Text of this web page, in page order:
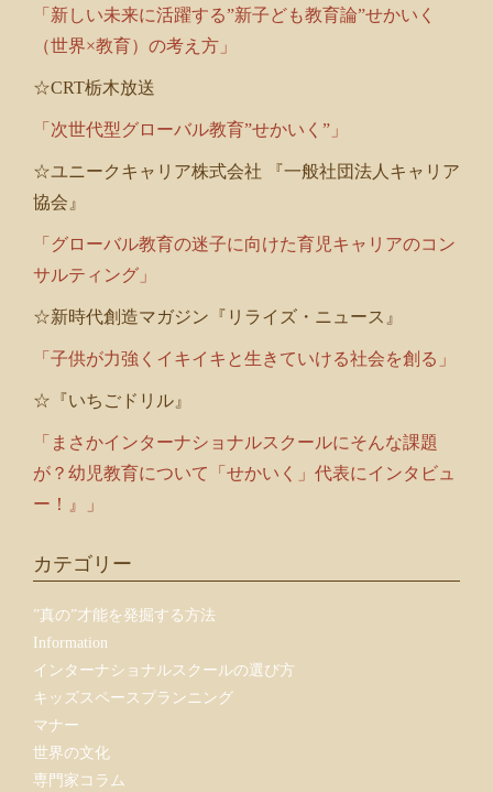
「新しい未来に活躍する”新子ども教育論”せかいく
（世界×教育）の考え方」
☆CRT栃木放送
「次世代型グローバル教育”せかいく”」
☆ユニークキャリア株式会社 『一般社団法人キャリア
協会』
「グローバル教育の迷子に向けた育児キャリアのコン
サルティング」
☆新時代創造マガジン『リライズ・ニュース』
「子供が力強くイキイキと生きていける社会を創る」
☆『いちごドリル』
「まさかインターナショナルスクールにそんな課題
が？幼児教育について「せかいく」代表にインタビュ
ー！』」
カテゴリー
”真の”才能を発掘する方法
Information
インターナショナルスクールの選び方
キッズスペースプランニング
マナー
世界の文化
専門家コラム